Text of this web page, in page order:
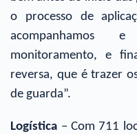
o processo de
monitoramento, e
reversa, que é trazer
de guarda”.
Logística – Com 711